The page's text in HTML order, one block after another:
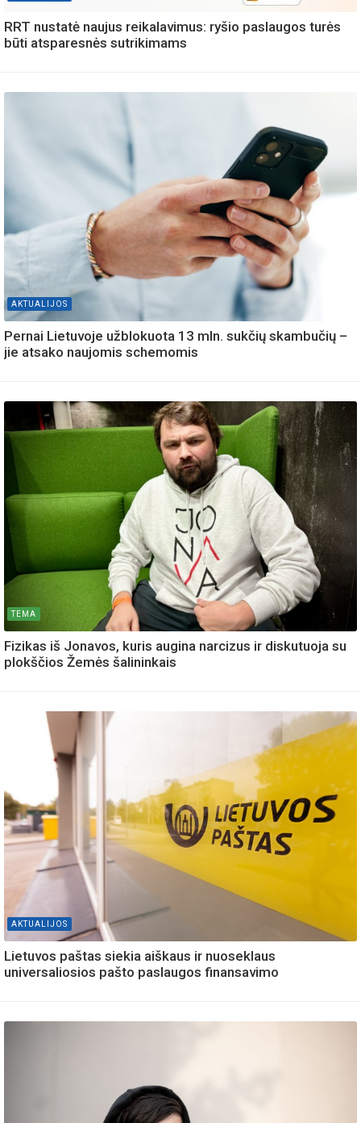
RRT nustatė naujus reikalavimus: ryšio paslaugos turės
būti atsparesnės sutrikimams
AKTUALIJOS
Pernai Lietuvoje užblokuota 13 mln. sukčių skambučių –
jie atsako naujomis schemomis
TEMA
Fizikas iš Jonavos, kuris augina narcizus ir diskutuoja su
plokščios Žemės šalininkais
AKTUALIJOS
Lietuvos paštas siekia aiškaus ir nuoseklaus
universaliosios pašto paslaugos finansavimo